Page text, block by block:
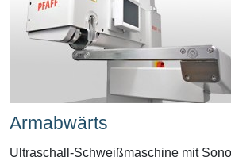
Armabwärts
Ultraschall-Schweißmaschine mit